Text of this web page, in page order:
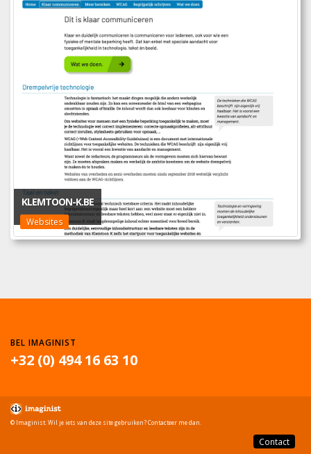
KLEMTOON-K.BE
Websites
BEL IMAGINIST
+32 (0) 494 16 63 10
© Imaginist. Wil je iets van deze site gebruiken? Contacteer me dan.
Contact